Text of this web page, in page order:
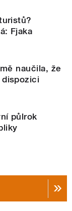
Fjaka
naučila, že
půlrok